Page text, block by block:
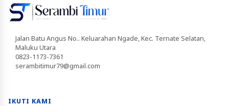
Jalan Batu Angus No.. Keluarahan Ngade, Kec. Ternate Selatan,
Maluku Utara
0823-1173-7361
serambitimur79@gmail.com
IKUTI KAMI